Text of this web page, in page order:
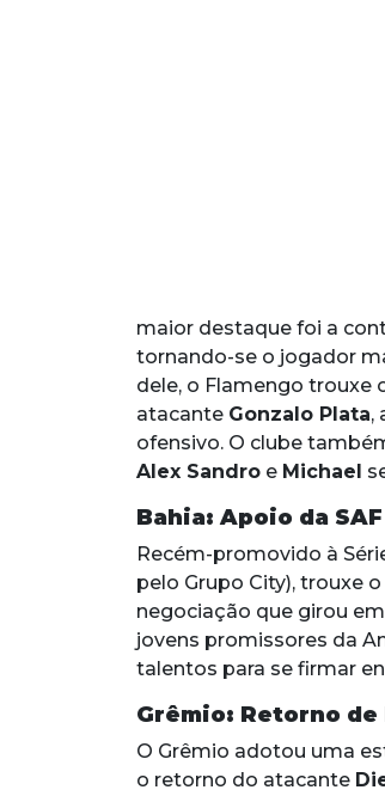
maior destaque foi a
tornando-se o jogador
dele, o Flamengo trouxe
atacante Gonzalo Plata,
ofensivo. O clube
Alex Sandro e Michael
Bahia: Apoio da
Recém-promovido à
pelo Grupo City), trouxe
negociação que girou
jovens promissores da
talentos para se firmar
Grêmio: Retorno de
O Grêmio adotou uma
o retorno do atacante